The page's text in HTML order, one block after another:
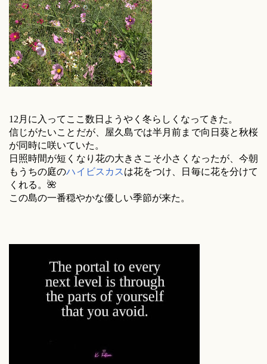
12月に入ってここ数日ようやく冬らしくなってきた。
信じがたいことだが、屋久島では半月前まで向日葵と秋桜
が同時に咲いていた。
日照時間が短くなり花の大きさこそ小さくなったが、今朝
もうちの庭のハイビスカスは花をつけ、日毎に花を分けて
くれる。🌺
この島の一番穏やかな優しい季節が来た。